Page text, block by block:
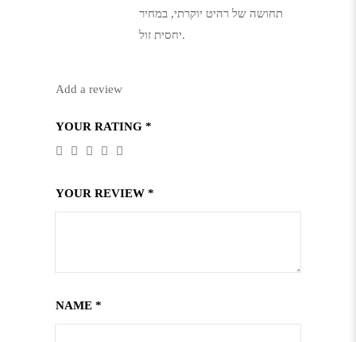
תחושה של רהיט יוקרתי, במחיר
יחסית זול.
Add a review
YOUR RATING *
YOUR REVIEW *
NAME *